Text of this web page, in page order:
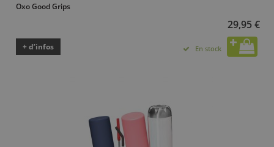
Oxo Good Grips
29,95 €
+ d’infos En stock